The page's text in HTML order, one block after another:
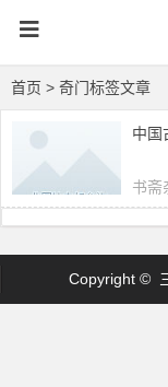
首页 > 奇门标签文章
中国
书斋
Copyright ©